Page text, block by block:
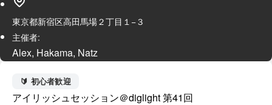
東京都新宿区高田馬場２丁目１−３
主催者:
Alex, Hakama, Natz
🔰 初心者歓迎
アイリッシュセッション＠diglight 第41回